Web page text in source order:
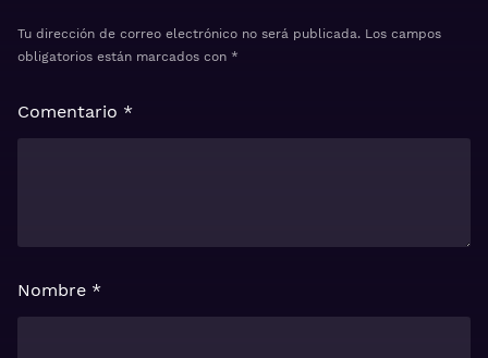
Tu dirección de correo electrónico no será publicada. Los campos
obligatorios están marcados con *
Comentario *
Nombre *